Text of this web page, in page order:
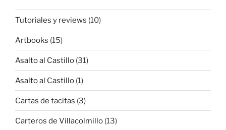
Tutoriales y reviews (10)
Artbooks (15)
Asalto al Castillo (31)
Asalto al Castillo (1)
Cartas de tacitas (3)
Carteros de Villacolmillo (13)